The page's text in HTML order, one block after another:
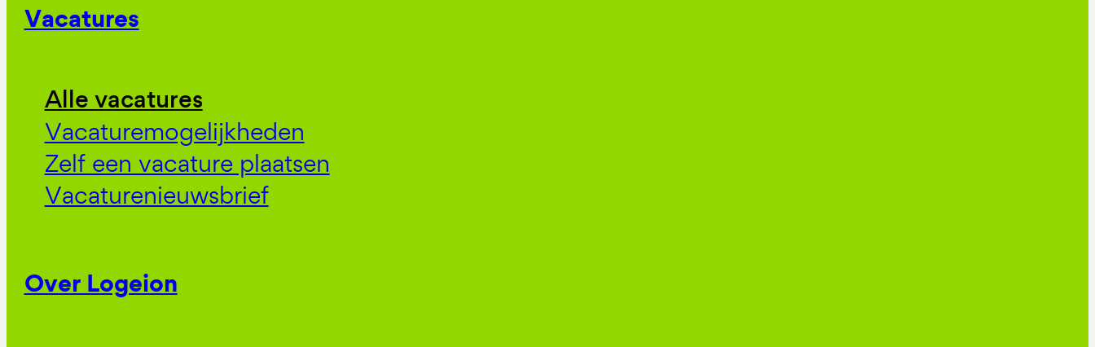
Vacatures
Alle vacatures
Vacaturemogelijkheden
Zelf een vacature plaatsen
Vacaturenieuwsbrief
Over Logeion